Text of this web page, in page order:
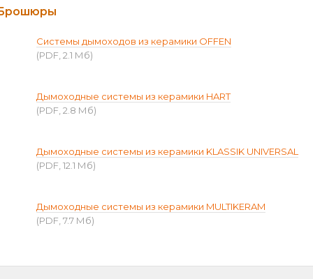
Системы дымоходов из керамики OFFEN
(PDF, 2.1 Мб)
Дымоходные системы из керамики HART
(PDF, 2.8 Мб)
Дымоходные системы из керамики KLASSIK UNIVERSAL
(PDF, 12.1 Мб)
Дымоходные системы из керамики MULTIKERAM
(PDF, 7.7 Мб)